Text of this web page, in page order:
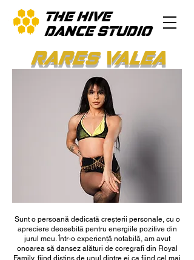
THE HIVE
DANCE STUDIO
RARES VALEA
Sunt o persoană dedicată creșterii personale, cu o
apreciere deosebită pentru energiile pozitive din
jurul meu. Într-o experiență notabilă, am avut
onoarea să dansez alături de coregrafi din Royal
Family, fiind distins de unul dintre ei ca fiind cel mai